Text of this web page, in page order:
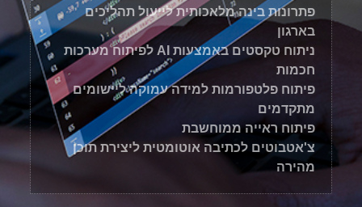
פתרונות בינה מלאכותית לייעול תהליכים
בארגון
ניתוח טקסטים באמצעות AI לפיתוח מערכות
חכמות
פיתוח פלטפורמות למידה עמוקה ליישומים
מתקדמים
פיתוח ראייה ממוחשבת
צ'אטבוטים לכתיבה אוטומטית ליצירת תוכן
מהירה